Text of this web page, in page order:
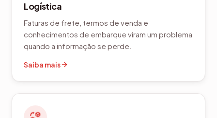
Logística
Faturas de frete, termos de venda e
conhecimentos de embarque viram um problema
quando a informação se perde.
Saiba mais